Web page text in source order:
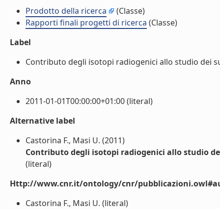
Prodotto della ricerca
(Classe)
Rapporti finali progetti di ricerca (Classe)
Label
Contributo degli isotopi radiogenici allo studio dei
Anno
2011-01-01T00:00:00+01:00 (literal)
Alternative label
Castorina F., Masi U. (2011)
Contributo degli isotopi radiogenici allo studio
(literal)
Http://www.cnr.it/ontology/cnr/
Castorina F., Masi U. (literal)